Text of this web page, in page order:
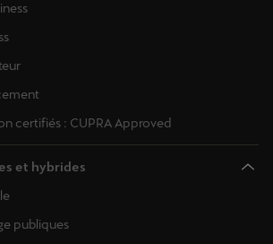
certifiés : CUPRA Approved
et hybrides
publiques